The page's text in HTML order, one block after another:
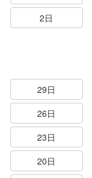
2日
29日
26日
23日
20日